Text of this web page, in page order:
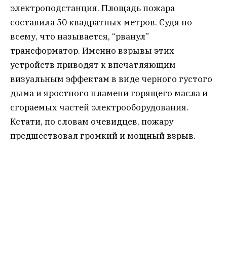
электроподстанция. Площадь пожара
составила 50 квадратных метров. Судя по
всему, что называется, “рванул”
трансформатор. Именно взрывы этих
устройств приводят к впечатляющим
визуальным эффектам в виде черного густого
дыма и яростного пламени горящего масла и
сгораемых частей электрооборудования.
Кстати, по словам очевидцев, пожару
предшествовал громкий и мощный взрыв.